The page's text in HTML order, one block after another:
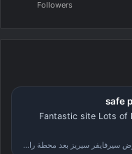
Followers
safe
Fantastic site Lots of
رومان رينز يتصدر البوستر الرسمي لعرض سيرفايفر سيريز بعد محطة راسلمينيا